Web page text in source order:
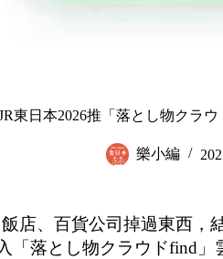
東日本2026推「落とし物クラ
樂小編
店、百貨公司掉過東西，
「落とし物クラウドfind